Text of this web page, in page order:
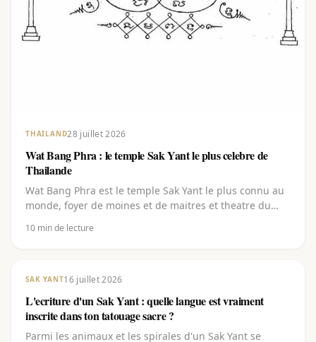
THAILAND28 juillet 2026
Wat Bang Phra : le temple Sak Yant le plus celebre de
Thailande
Wat Bang Phra est le temple Sak Yant le plus connu au
monde, foyer de moines et de maitres et theatre du
font rebenir leur tatouage sacre. Decouvre ce que
pres de chez toi.
10 min de lecture
SAK YANT16 juillet 2026
L'ecriture d'un Sak Yant : quelle langue est vraiment
inscrite dans ton tatouage sacre ?
Parmi les animaux et les spirales d'un Sak Yant se